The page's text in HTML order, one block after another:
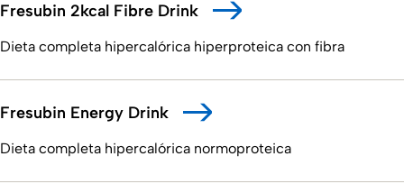
Dieta completa hipercalórica hiperproteica con fibra
Fresubin 2kcal Fibre Drink
Dieta completa hipercalórica normoproteica
Fresubin Energy Drink